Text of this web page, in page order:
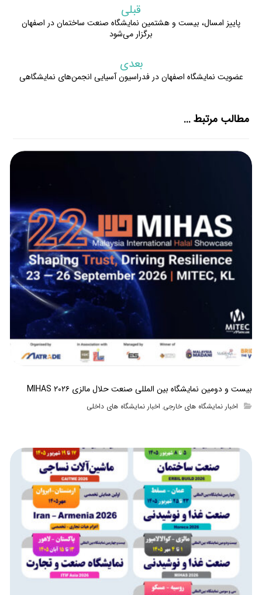
قبلی
پاییز امسال، بیست‌ و هشتمین نمایشگاه صنعت ساختمان در اصفهان
برگزار می‌شود
بعدی
عضویت نمایشگاه اصفهان در فدراسیون آسیایی انجمن‌های نمایشگاهی
مطالب مرتبط ...
بیست و دومین نمایشگاه بین المللی صنعت حلال مالزی MIHAS ۲۰۲۶
اخبار نمایشگاه های خارجی, اخبار نمایشگاه های داخلی